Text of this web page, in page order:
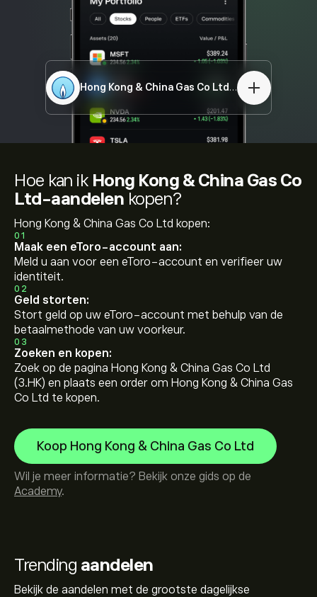
Hong Kong & China Gas Co Ltd3.HK
Trending aandelen
Bekijk de aandelen met de grootste dagelijkse
Hoe kan ik Hong Kong & China Gas Co
Ltd-aandelen kopen?
Hong Kong & China Gas Co Ltd kopen:
01
Maak een eToro-account aan:
Meld u aan voor een eToro-account en verifieer uw
identiteit.
02
Geld storten:
Stort geld op uw eToro-account met behulp van de
betaalmethode van uw voorkeur.
03
Zoeken en kopen:
Zoek op de pagina Hong Kong & China Gas Co Ltd
(3.HK) en plaats een order om Hong Kong & China Gas
Co Ltd te kopen.
Koop Hong Kong & China Gas Co Ltd
Wil je meer informatie? Bekijk onze gids op de
Academy.